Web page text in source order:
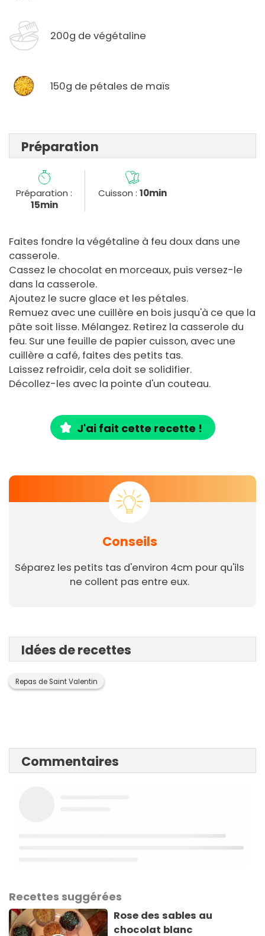
200g de végétaline
150g de pétales de maïs
Préparation
Préparation :
15min
Cuisson : 10min
Faites fondre la végétaline à feu doux dans une
casserole.
Cassez le chocolat en morceaux, puis versez-le
dans la casserole.
Ajoutez le sucre glace et les pétales.
Remuez avec une cuillère en bois jusqu'à ce que la
pâte soit lisse. Mélangez. Retirez la casserole du
feu. Sur une feuille de papier cuisson, avec une
cuillère a café, faites des petits tas.
Laissez refroidir, cela doit se solidifier.
Décollez-les avec la pointe d'un couteau.
J'ai fait cette recette !
Conseils
Séparez les petits tas d'environ 4cm pour qu'ils
ne collent pas entre eux.
Idées de recettes
Repas de Saint Valentin
Commentaires
Recettes suggérées
Rose des sables au
chocolat blanc